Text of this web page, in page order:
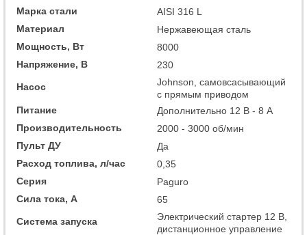
Марка стали
AISI 316 L
Материал
Нержавеющая сталь
Мощность, Вт
8000
Напряжение, В
230
Насос
Johnson, самовсасывающий
с прямым приводом
Питание
Дополнительно 12 В - 8 А
Производительность
2000 - 3000 об/мин
Пульт ДУ
Да
Расход топлива, л/час
0,35
Серия
Paguro
Сила тока, А
65
Система запуска
Электрический стартер 12 В,
дистанционное управление